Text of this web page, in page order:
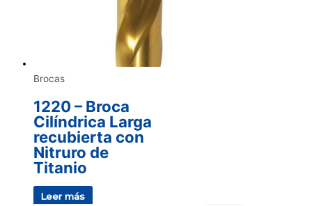
Brocas
1220 – Broca
Cilíndrica Larga
recubierta con
Nitruro de
Titanio
Leer más